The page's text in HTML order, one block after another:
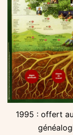
1995 : offert